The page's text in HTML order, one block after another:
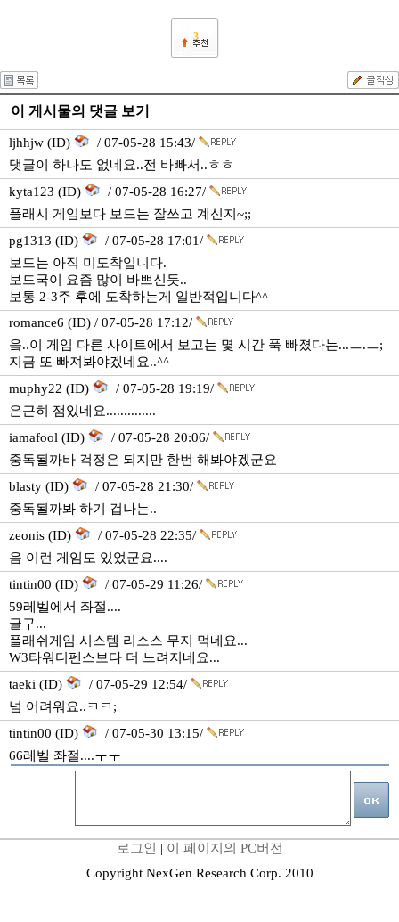
3
이 게시물의 댓글 보기
ljhhjw (ID)
/ 07-05-28 15:43/
댓글이 하나도 없네요..전 바빠서..ㅎㅎ
kyta123 (ID)
/ 07-05-28 16:27/
플래시 게임보다 보드는 잘쓰고 계신지~;;
pg1313 (ID)
/ 07-05-28 17:01/
보드는 아직 미도착입니다.
보드국이 요즘 많이 바쁘신듯..
보통 2-3주 후에 도착하는게 일반적입니다^^
romance6 (ID) / 07-05-28 17:12/
읔..이 게임 다른 사이트에서 보고는 몇 시간 푹 빠졌다는...ㅡ.ㅡ;
지금 또 빠져봐야겠네요..^^
muphy22 (ID)
/ 07-05-28 19:19/
은근히 잼있네요..............
iamafool (ID)
/ 07-05-28 20:06/
중독될까바 걱정은 되지만 한번 해봐야겠군요
blasty (ID)
/ 07-05-28 21:30/
중독될까봐 하기 겁나는..
zeonis (ID)
/ 07-05-28 22:35/
음 이런 게임도 있었군요....
tintin00 (ID)
/ 07-05-29 11:26/
59레벨에서 좌절....
글구...
플래쉬게임 시스템 리소스 무지 먹네요...
W3타워디펜스보다 더 느려지네요...
taeki (ID)
/ 07-05-29 12:54/
넘 어려워요..ㅋㅋ;
tintin00 (ID)
/ 07-05-30 13:15/
66레벨 좌절....ㅜㅜ
로그인 | 이 페이지의 PC버전
Copyright NexGen Research Corp. 2010